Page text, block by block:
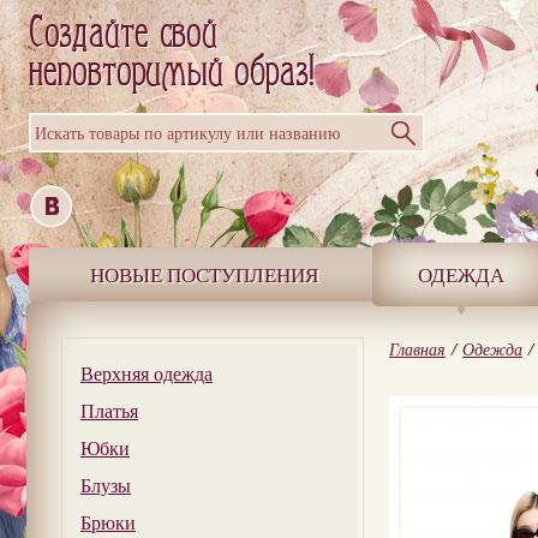
Искать товары по артикулу или названию
НОВЫЕ ПОСТУПЛЕНИЯ ОДЕЖДА
Верхняя одежда
Платья
Юбки
Блузы
Брюки
Главная / Одежда /